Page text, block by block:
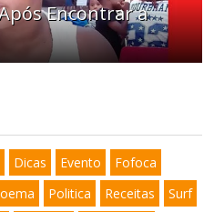
Encontrar a
Dicas Evento
Fofoca
Politica Receitas
Surf